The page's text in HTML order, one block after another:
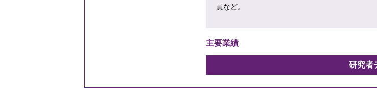
員など。
主要業績
研究者